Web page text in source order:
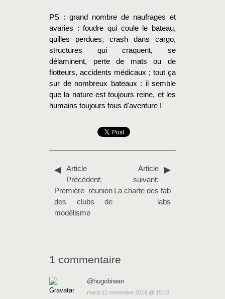
PS : grand nombre de naufrages et
avaries : foudre qui coule le bateau,
quilles perdues, crash dans cargo,
structures qui craquent, se
délaminent, perte de mats ou de
flotteurs, accidents médicaux ; tout ça
sur de nombreux bateaux : il semble
que la nature est toujours reine, et les
humains toujours fous d'aventure !
Article
Précédent:
Première réunion
des clubs de
modélisme
Article
suivant:
La charte des fab
labs
1 commentaire
@hugobiwan
mardi 11 novembre 2014 @ 15:10